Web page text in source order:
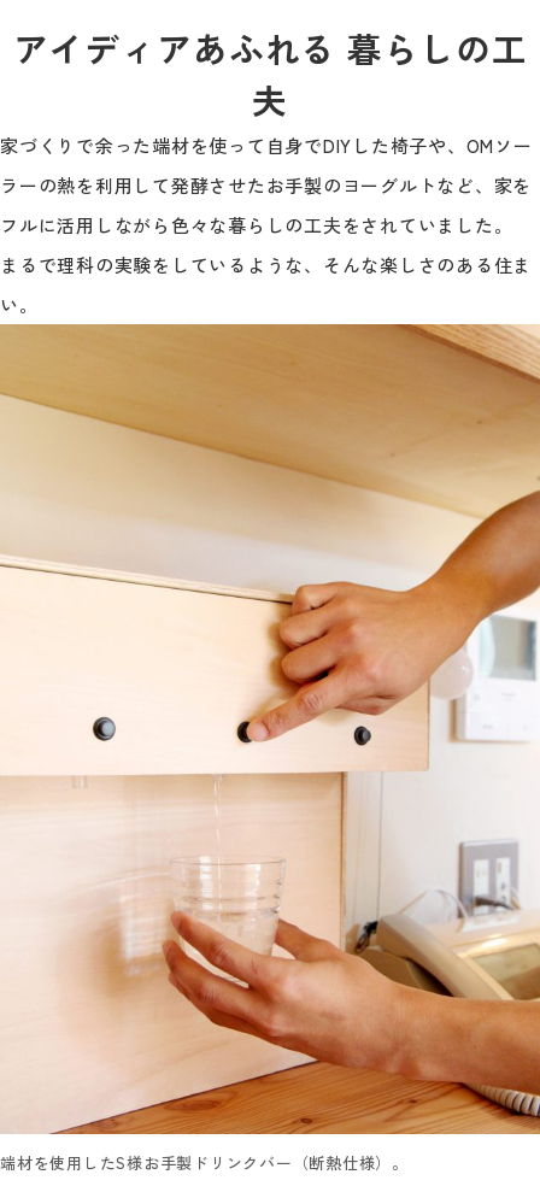
アイディアあふれる 暮らしの工
夫
家づくりで余った端材を使って自身でDIYした椅子や、OMソー
ラーの熱を利用して発酵させたお手製のヨーグルトなど、家を
フルに活用しながら色々な暮らしの工夫をされていました。
まるで理科の実験をしているような、そんな楽しさのある住ま
い。
端材を使用したS様お手製ドリンクバー（断熱仕様）。